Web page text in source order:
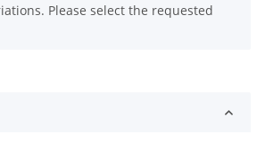
Please select the requested